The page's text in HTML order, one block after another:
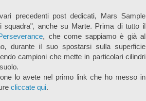
precedenti post dedicati, Mars Sample
squadra", anche su Marte. Prima di tutto il
, che come sappiamo è già al
durante il suo spostarsi sulla superficie
campioni che mette in particolari cilindri
lo avete nel primo link che ho messo in
cliccate qui.